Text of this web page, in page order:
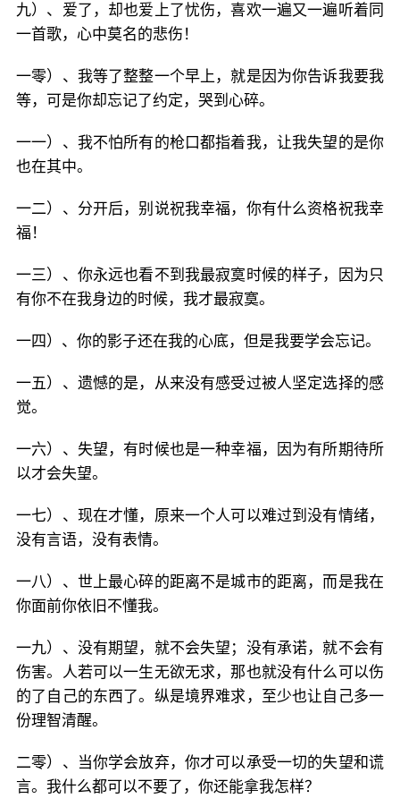
九）、爱了，却也爱上了忧伤，喜欢一遍又一遍听着同
一首歌，心中莫名的悲伤！
一零）、我等了整整一个早上，就是因为你告诉我要我
等，可是你却忘记了约定，哭到心碎。
一一）、我不怕所有的枪口都指着我，让我失望的是你
也在其中。
一二）、分开后，别说祝我幸福，你有什么资格祝我幸
福！
一三）、你永远也看不到我最寂寞时候的样子，因为只
有你不在我身边的时候，我才最寂寞。
一四）、你的影子还在我的心底，但是我要学会忘记。
一五）、遗憾的是，从来没有感受过被人坚定选择的感
觉。
一六）、失望，有时候也是一种幸福，因为有所期待所
以才会失望。
一七）、现在才懂，原来一个人可以难过到没有情绪，
没有言语，没有表情。
一八）、世上最心碎的距离不是城市的距离，而是我在
你面前你依旧不懂我。
一九）、没有期望，就不会失望；没有承诺，就不会有
伤害。人若可以一生无欲无求，那也就没有什么可以伤
的了自己的东西了。纵是境界难求，至少也让自己多一
份理智清醒。
二零）、当你学会放弃，你才可以承受一切的失望和谎
言。我什么都可以不要了，你还能拿我怎样？